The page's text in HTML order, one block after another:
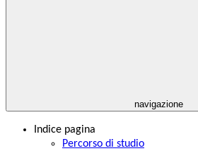
navigazione
Indice pagina
Percorso di studio